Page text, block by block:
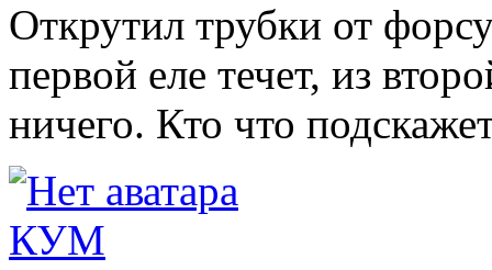
Открутил трубки от
первой еле течет, из
ничего. Кто что
КУМ